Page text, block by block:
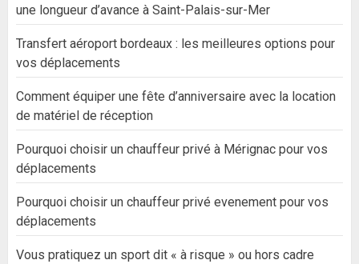
une longueur d’avance à Saint-Palais-sur-Mer
Transfert aéroport bordeaux : les meilleures options pour
vos déplacements
Comment équiper une fête d’anniversaire avec la location
de matériel de réception
Pourquoi choisir un chauffeur privé à Mérignac pour vos
déplacements
Pourquoi choisir un chauffeur privé evenement pour vos
déplacements
Vous pratiquez un sport dit « à risque » ou hors cadre